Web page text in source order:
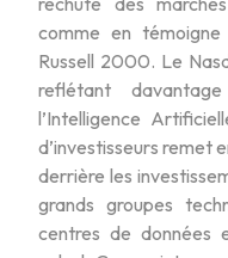
comme en
Russell 2000. Le
reflétant
l’Intelligence
d’investisseurs remet
derrière les
grands groupes
centres de données